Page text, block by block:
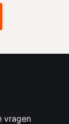
vragen